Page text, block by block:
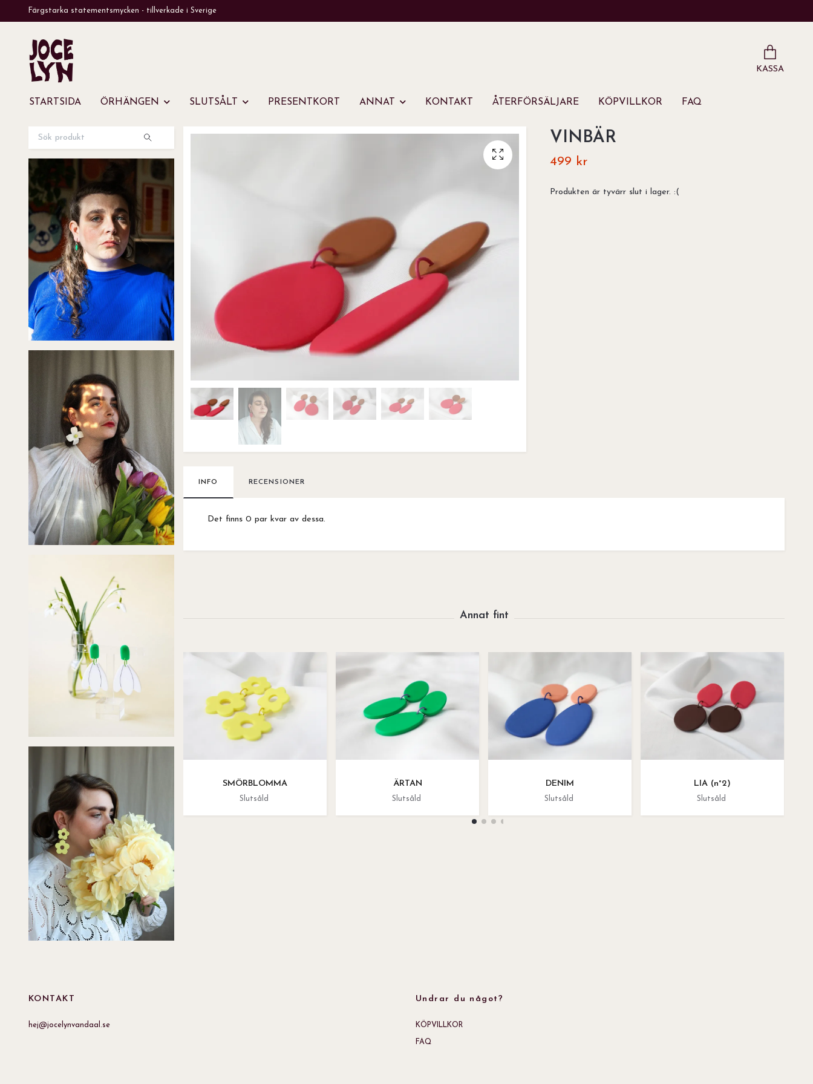
Färgstarka statementsmycken - tillverkade i Sverige
KASSA
STARTSIDA ÖRHÄNGEN SLUTSÅLT PRESENTKORT ANNAT KONTAKT ÅTERFÖRSÄLJARE KÖPVILLKOR FAQ
VINBÄR
499 kr
Produkten är tyvärr slut i lager. :(
INFO RECENSIONER
Det finns 0 par kvar av dessa.
SMÖRBLOMMA
Slutsåld
ÄRTAN
Slutsåld
DENIM
Slutsåld
LIA (n°2)
Slutsåld
KONTAKT
hej@jocelynvandaal.se
Undrar du något?
KÖPVILLKOR
FAQ